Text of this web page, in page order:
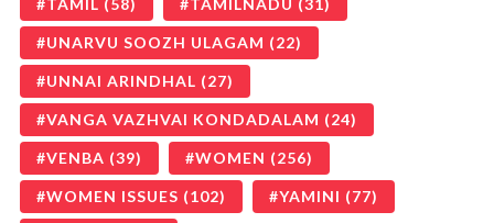
UNARVU SOOZH ULAGAM (22)
UNNAI ARINDHAL (27)
VANGA VAZHVAI KONDADALAM (24)
VENBA (39) WOMEN (256)
WOMEN ISSUES (102) YAMINI (77)